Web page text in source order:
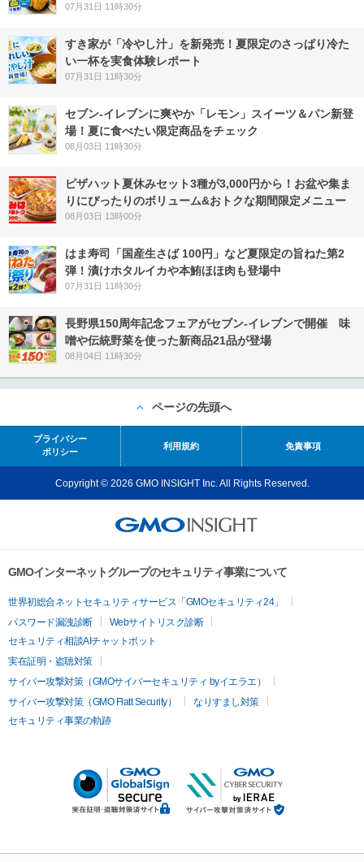
07月31日 11時30分
すき家が「冷やし汁」を新発売！夏限定のさっぱり冷た
い一杯を実食体験レポート
07月31日 11時30分
セブン‐イレブンに爽やか「レモン」スイーツ＆パン新登
場！夏に食べたい限定商品をチェック
08月03日 11時30分
ピザハット夏休みセット3種が3,000円から！お盆や集ま
りにぴったりのボリューム&おトクな期間限定メニュー
08月03日 13時00分
はま寿司「国産生さば 100円」など夏限定の旨ねた第2
弾！漬けホタルイカや本鮪ほほ肉も登場中
07月31日 11時30分
長野県150周年記念フェアがセブン-イレブンで開催 味
噌や伝統野菜を使った新商品21品が登場
08月04日 11時30分
ページの先頭へ
プライバシー
ポリシー
利用規約 免責事項
Copyright © 2026 GMO INSIGHT Inc. All Rights Reserved.
GMOインターネットグループのセキュリティ事業について
世界初総合ネットセキュリティサービス「GMOセキュリティ24」
パスワード漏洩診断
Webサイトリスク診断
セキュリティ相談AIチャットボット
実在証明・盗聴対策
サイバー攻撃対策（GMOサイバーセキュリティ byイエラエ）
サイバー攻撃対策（GMO Flatt Security）
なりすまし対策
セキュリティ事業の軌跡